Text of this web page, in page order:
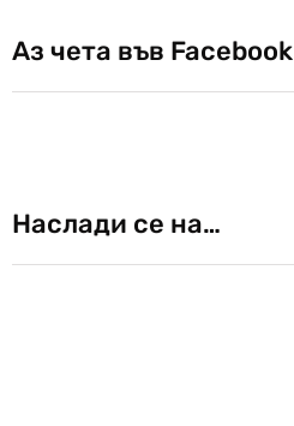
Аз чета във Facebook
Наслади се на…